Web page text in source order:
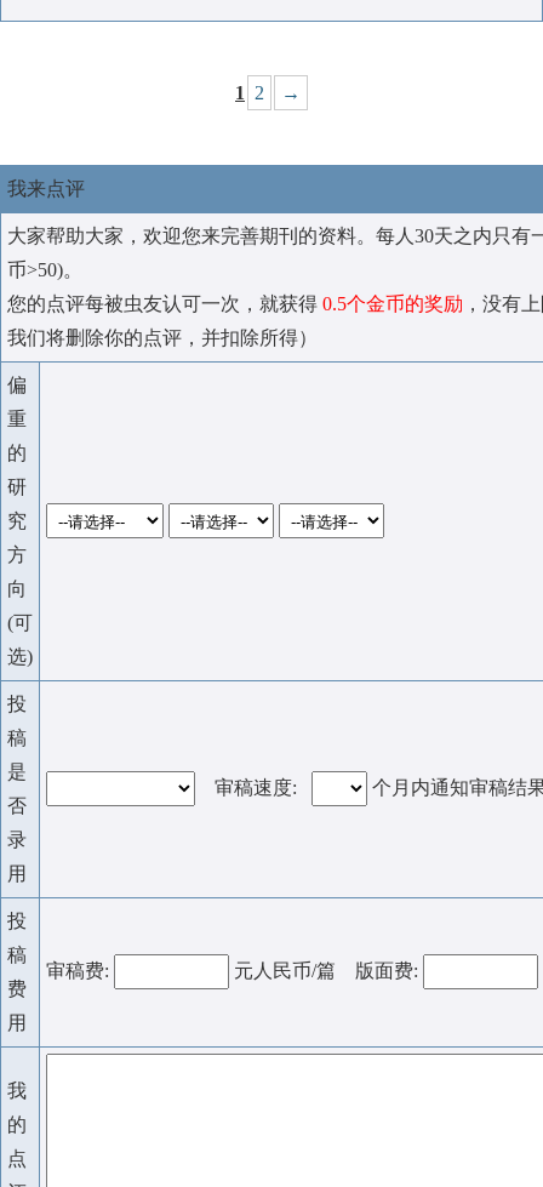
1 2 →
我来点评
大家帮助大家，欢迎您来完善期刊的资料。每人30天之内只有
币>50)。
您的点评每被虫友认可一次，就获得 0.5个金币的奖励 ，没有
我们将删除你的点评，并扣除所得）
偏
重
的
研
究
方
向
(可
选)
投
稿
是
否
录
用
审稿速度: 个月内通知审稿结
投
稿
费
用
审稿费: 元人民币/篇 版面费:
我
的
点